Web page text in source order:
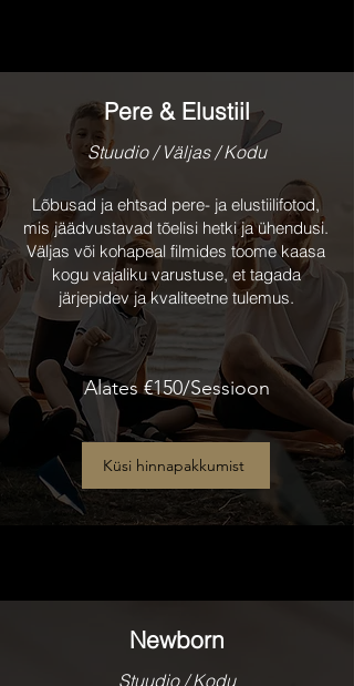
Pere & Elustiil
Stuudio / Väljas / Kodu
Lõbusad ja ehtsad pere- ja elustiilifotod,
mis jäädvustavad tõelisi hetki ja ühendusi.
Väljas või kohapeal filmides toome kaasa
kogu vajaliku varustuse, et tagada
järjepidev ja kvaliteetne tulemus.
Alates €150/Sessioon
Küsi hinnapakkumist
Newborn
Stuudio / Kodu